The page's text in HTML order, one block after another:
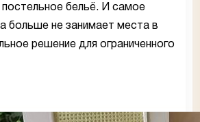
постельное бельё. И самое
больше не занимает места в
решение для ограниченного